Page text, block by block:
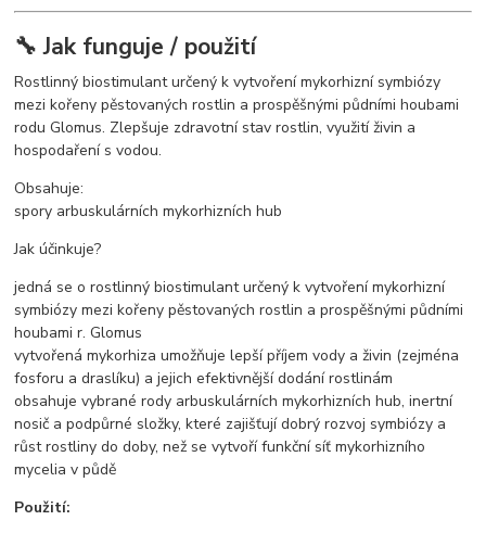
🔧 Jak funguje / použití
Rostlinný biostimulant určený k vytvoření mykorhizní symbiózy
mezi kořeny pěstovaných rostlin a prospěšnými půdními houbami
rodu Glomus. Zlepšuje zdravotní stav rostlin, využití živin a
hospodaření s vodou.
Obsahuje:
spory arbuskulárních mykorhizních hub
Jak účinkuje?
jedná se o rostlinný biostimulant určený k vytvoření mykorhizní
symbiózy mezi kořeny pěstovaných rostlin a prospěšnými půdními
houbami r. Glomus
vytvořená mykorhiza umožňuje lepší příjem vody a živin (zejména
fosforu a draslíku) a jejich efektivnější dodání rostlinám
obsahuje vybrané rody arbuskulárních mykorhizních hub, inertní
nosič a podpůrné složky, které zajišťují dobrý rozvoj symbiózy a
růst rostliny do doby, než se vytvoří funkční síť mykorhizního
mycelia v půdě
Použití: